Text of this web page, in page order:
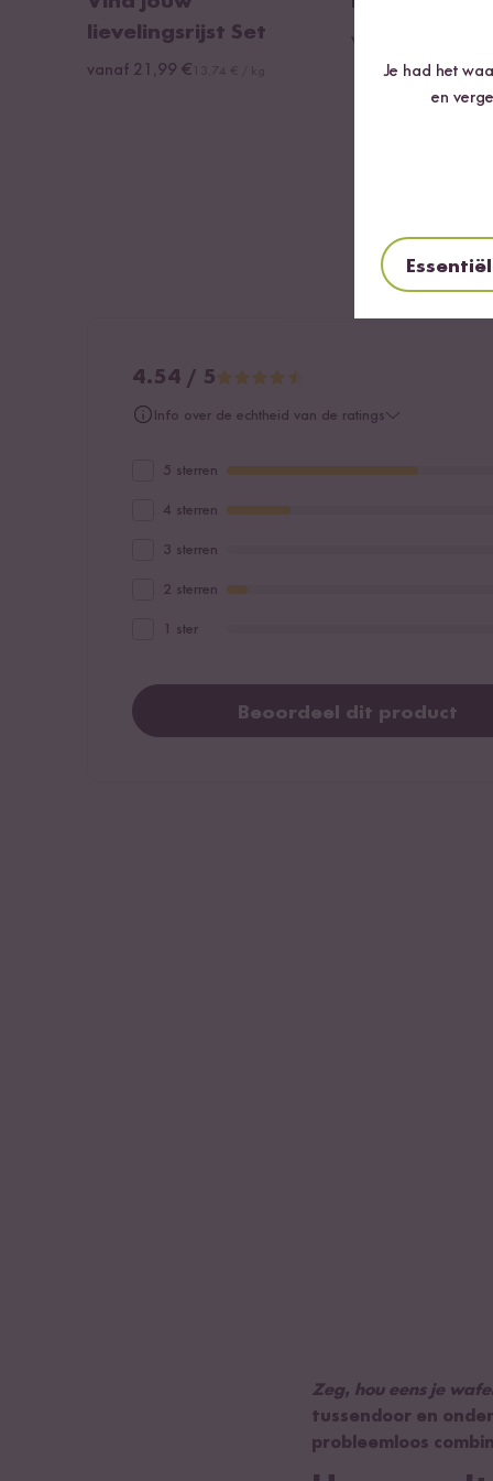
lievelingsrijst Set
vanaf 21,99 €
vanaf 2,17 €
4.54 / 5
Info over de echtheid van de ratings
5 sterren
4 sterren
3 sterren
2 sterren
1 ster
Beoordeel dit product
Zeg, hou eens je
tussendoor en
probleemloos
Je had het
en